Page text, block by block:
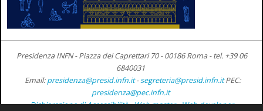
Presidenza INFN - Piazza dei Caprettari 70 - 00186 Roma -tel. +39 06
6840031
Email:presidenza@presid.infn.it-segreteria@presid.infn.it PEC:
presidenza@pec.infn.it
Dichiarazione di Accessibilità-Web master-Web developer